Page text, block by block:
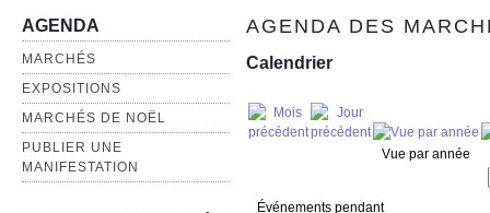
AGENDA
MARCHÉS
EXPOSITIONS
MARCHÉS DE NOËL
PUBLIER UNE
MANIFESTATION
AGENDA DES
Calendrier
Vue par année
Événements pendant